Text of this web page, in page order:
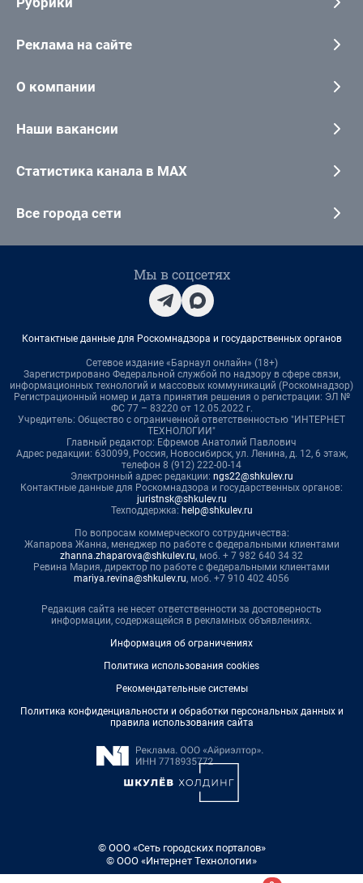
Реклама на сайте
О компании
Наши вакансии
Статистика канала в MAX
Все города сети
Мы в соцсетях
Контактные данные для Роскомнадзора и государственных органов
Сетевое издание «Барнаул онлайн» (18+)
Зарегистрировано Федеральной службой по надзору в сфере связи,
информационных технологий и массовых коммуникаций (Роскомнадзор)
Регистрационный номер и дата принятия решения о регистрации: ЭЛ №
ФС 77 – 83220 от 12.05.2022 г.
Учредитель: Общество с ограниченной ответственностью "ИНТЕРНЕТ
ТЕХНОЛОГИИ"
Главный редактор: Ефремов Анатолий Павлович
Адрес редакции: 630099, Россия, Новосибирск, ул. Ленина, д. 12, 6 этаж,
телефон 8 (912) 222-00-14
Электронный адрес редакции: ngs22@shkulev.ru
Контактные данные для Роскомнадзора и государственных органов:
juristnsk@shkulev.ru
Техподдержка: help@shkulev.ru
По вопросам коммерческого сотрудничества:
Жапарова Жанна, менеджер по работе с федеральными клиентами
zhanna.zhaparova@shkulev.ru, моб. + 7 982 640 34 32
Ревина Мария, директор по работе с федеральными клиентами
mariya.revina@shkulev.ru, моб. +7 910 402 4056
Редакция сайта не несет ответственности за достоверность
информации, содержащейся в рекламных объявлениях.
Информация об ограничениях
Политика использования cookies
Рекомендательные системы
Политика конфиденциальности и обработки персональных данных и
правила использования сайта
© ООО «Сеть городских порталов»
© ООО «Интернет Технологии»